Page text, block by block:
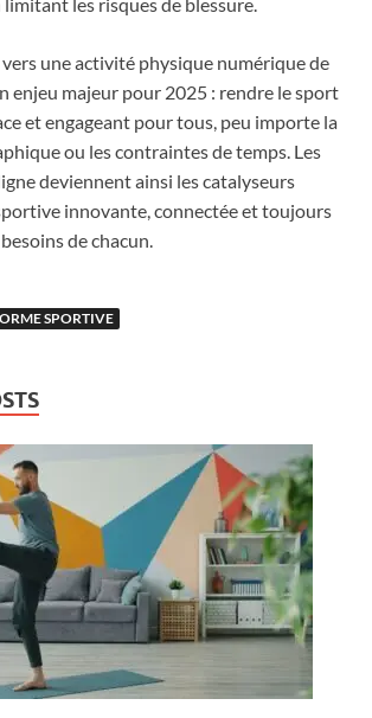
les risques de blessure.
une activité physique numérique de
enjeu majeur pour 2025 : rendre le sport
et engageant pour tous, peu importe la
ou les contraintes de temps. Les
deviennent ainsi les catalyseurs
innovante, connectée et toujours
de chacun.
SPORTIVE